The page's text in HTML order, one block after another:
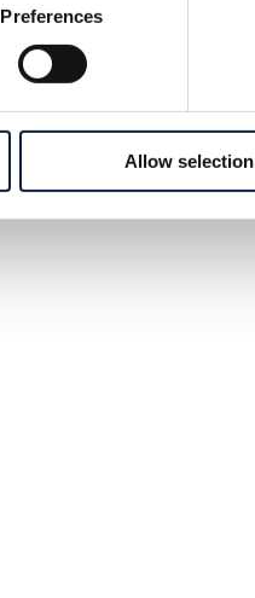
Preferences
Allow selection